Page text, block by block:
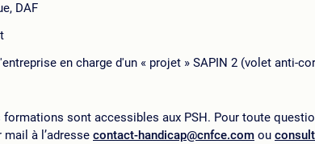
DAF
en charge d'un « projet » SAPIN 2 (volet anti-
formations sont accessibles aux PSH. Pour toute
à l’adresse contact-handicap@cnfce.com ou